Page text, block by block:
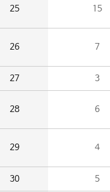
25 15
26 7
27 3
28 6
29 4
30 5